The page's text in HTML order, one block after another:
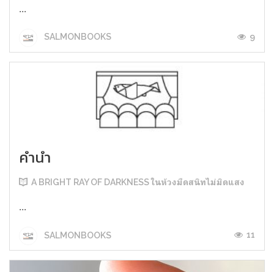
...
SALMONBOOKS 9
คำนำ
A BRIGHT RAY OF DARKNESS ในห้วงมืดสนิทไม่มิดแสง
...
SALMONBOOKS 11